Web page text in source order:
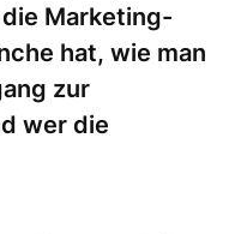
Marketing-
hat, wie man
zur
wer die